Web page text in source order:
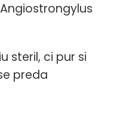
steril, ci pur si
preda